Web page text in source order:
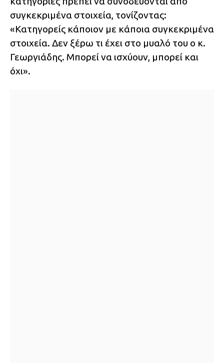
συγκεκριμένα στοιχεία, τονίζοντας:
«Κατηγορείς κάποιον με κάποια συγκεκριμένα
στοιχεία. Δεν ξέρω τι έχει στο μυαλό του ο κ.
Γεωργιάδης. Μπορεί να ισχύουν, μπορεί και
όχι».